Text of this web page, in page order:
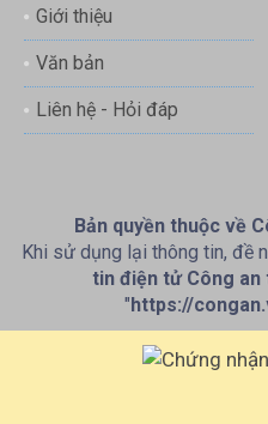
Giới thiệu
Văn bản
Liên hệ - Hỏi đáp
Bản quyền thuộc về
Khi sử dụng lại thông tin, đề
tin điện tử Công an
"https://